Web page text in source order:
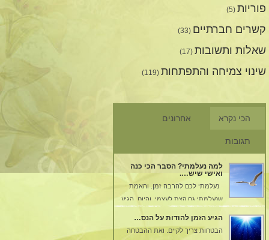
פוריות (5)
קשרים חברתיים (33)
שאלות ותשובות (17)
שינוי צמיחה והתפתחות (119)
הכי נקרא אחרונים
תגובות
למה נעלמתי? הסבר הכי כנה
ואישי שיש….
נעלמתי לכם להרבה זמן. והאמת
שנעלמתי גם קצת לעצמי. והיום, הגיע
הרגע שאתן לכם הסבר. עברתי
טלטלה מאוד גדולה בחיי,
הגיע הזמן להודות על הנס…
הבטחות צריך לקיים. ואת ההבטחה